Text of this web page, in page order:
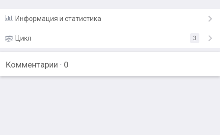
Информация и статистика
Цикл 3
Комментарии · 0